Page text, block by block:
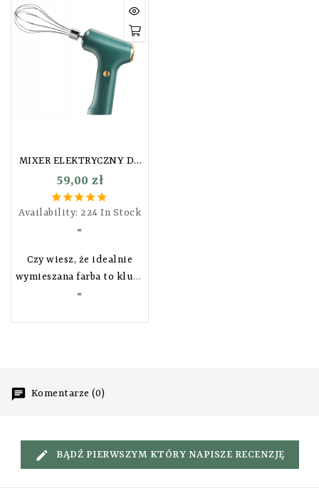
profesjonalistów branży
kosmetycznej jak i
użytkowników
domowych, zamów już
MIXER ELEKTRYCZNY DO
FARB FRYZJERSKICH
59,00 zł
Availability: 224 In Stock
=
Czy wiesz, że idealnie
wymieszana farba to klucz
do perfekcyjnej
która zapewni
efekty już od pierwszego
=
Komentarze (0)
BĄDŹ PIERWSZYM KTÓRY NAPISZE RECENZJĘ